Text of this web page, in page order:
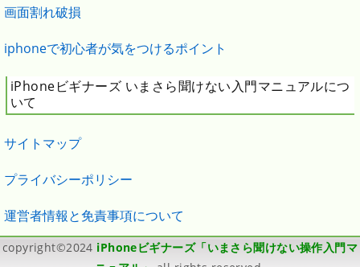
画面割れ破損
iphoneで初心者が気をつけるポイント
iPhoneビギナーズ いまさら聞けない入門マニュアルにつ
いて
サイトマップ
プライバシーポリシー
運営者情報と免責事項について
copyright©2024 iPhoneビギナーズ「いまさら聞けない操作入門マ